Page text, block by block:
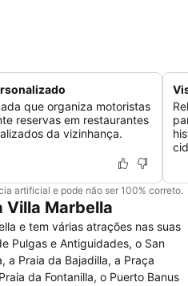
que organiza motoristas
reservas em restaurantes
da vizinhança.
artificial e pode não ser 100% correto.
Villa Marbella
e tem várias atrações nas suas
Pulgas e Antiguidades, o San
a Praia da Bajadilla, a Praça
da Fontanilla, o Puerto Banus